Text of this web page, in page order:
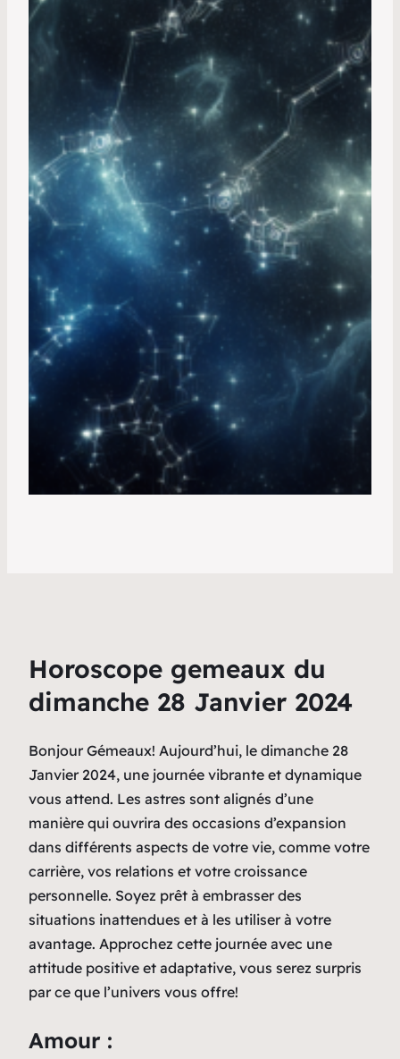
Horoscope gemeaux du
dimanche 28 Janvier 2024
Bonjour Gémeaux! Aujourd’hui, le dimanche 28
Janvier 2024, une journée vibrante et dynamique
vous attend. Les astres sont alignés d’une
manière qui ouvrira des occasions d’expansion
dans différents aspects de votre vie, comme votre
carrière, vos relations et votre croissance
personnelle. Soyez prêt à embrasser des
situations inattendues et à les utiliser à votre
avantage. Approchez cette journée avec une
attitude positive et adaptative, vous serez surpris
par ce que l’univers vous offre!
Amour :